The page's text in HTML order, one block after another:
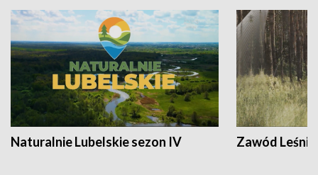
Naturalnie Lubelskie sezon IV Zawód Leśnik